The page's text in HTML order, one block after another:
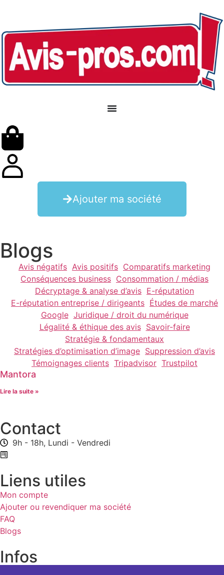
Ajouter ma société
Blogs
Avis négatifs Avis positifs Comparatifs marketing
Conséquences business Consommation / médias
Décryptage & analyse d’avis E-réputation
E-réputation entreprise / dirigeants Études de marché
Google Juridique / droit du numérique
Légalité & éthique des avis Savoir-faire
Stratégie & fondamentaux
Stratégies d’optimisation d’image Suppression d’avis
Témoignages clients Tripadvisor Trustpilot
Mantora
Lire la suite »
Contact
9h - 18h, Lundi - Vendredi
Liens utiles
Mon compte
Ajouter ou revendiquer ma société
FAQ
Blogs
Infos